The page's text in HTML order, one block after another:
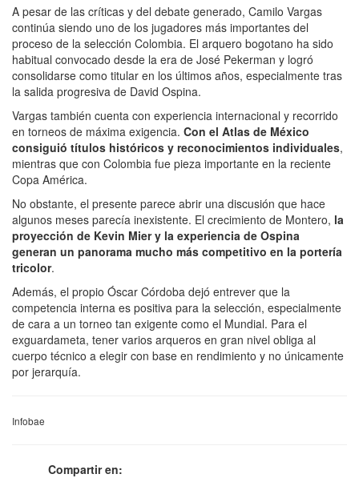
A pesar de las críticas y del debate generado, Camilo Vargas
continúa siendo uno de los jugadores más importantes del
proceso de la selección Colombia. El arquero bogotano ha sido
habitual convocado desde la era de José Pekerman y logró
consolidarse como titular en los últimos años, especialmente tras
la salida progresiva de David Ospina.
Vargas también cuenta con experiencia internacional y recorrido
en torneos de máxima exigencia. Con el Atlas de México
consiguió títulos históricos y reconocimientos individuales,
mientras que con Colombia fue pieza importante en la reciente
Copa América.
No obstante, el presente parece abrir una discusión que hace
algunos meses parecía inexistente. El crecimiento de Montero, la
proyección de Kevin Mier y la experiencia de Ospina
generan un panorama mucho más competitivo en la portería
tricolor.
Además, el propio Óscar Córdoba dejó entrever que la
competencia interna es positiva para la selección, especialmente
de cara a un torneo tan exigente como el Mundial. Para el
exguardameta, tener varios arqueros en gran nivel obliga al
cuerpo técnico a elegir con base en rendimiento y no únicamente
por jerarquía.
Infobae
Compartir en: